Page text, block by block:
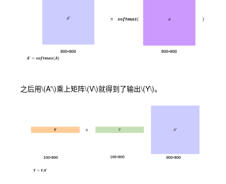
之后用\(A'\)乘上矩阵\(V\)就得到了输出\(Y\)。